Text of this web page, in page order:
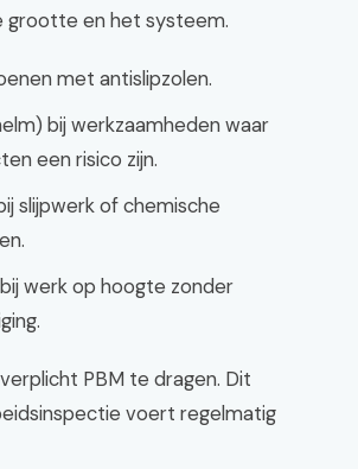
grootte en het systeem.
met antislipzolen.
bij werkzaamheden waar
een risico zijn.
slijpwerk of chemische
werk op hoogte zonder
PBM te dragen. Dit
voert regelmatig